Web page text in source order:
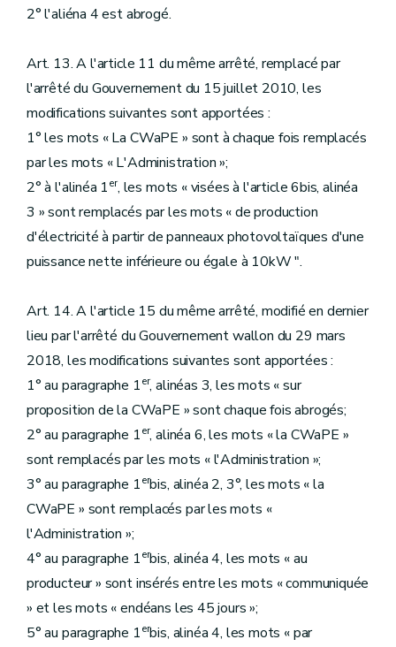
2° l'aliéna 4 est abrogé.
Art. 13. A l'article 11 du même arrêté, remplacé par
l'arrêté du Gouvernement du 15 juillet 2010, les
modifications suivantes sont apportées :
1° les mots « La CWaPE » sont à chaque fois remplacés
par les mots « L'Administration »;
2° à l'alinéa 1er, les mots « visées à l'article 6bis, alinéa
3 » sont remplacés par les mots « de production
d'électricité à partir de panneaux photovoltaïques d'une
puissance nette inférieure ou égale à 10kW ".
Art. 14. A l'article 15 du même arrêté, modifié en dernier
lieu par l'arrêté du Gouvernement wallon du 29 mars
2018, les modifications suivantes sont apportées :
1° au paragraphe 1er, alinéas 3, les mots « sur
proposition de la CWaPE » sont chaque fois abrogés;
2° au paragraphe 1er, alinéa 6, les mots « la CWaPE »
sont remplacés par les mots « l'Administration »;
3° au paragraphe 1erbis, alinéa 2, 3°, les mots « la
CWaPE » sont remplacés par les mots «
l'Administration »;
4° au paragraphe 1erbis, alinéa 4, les mots « au
producteur » sont insérés entre les mots « communiquée
» et les mots « endéans les 45 jours »;
5° au paragraphe 1erbis, alinéa 4, les mots « par